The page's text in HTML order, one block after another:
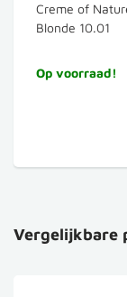
Creme of
Blonde 10.01
Op voorraad!
Vergelijkbare